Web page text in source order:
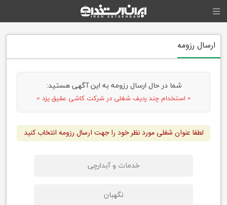
ارسال رزومه
شما در حال ارسال رزومه به این آگهی هستید:
« استخدام چند ردیف شغلی در شرکت کاشی عقیق یزد »
لطفا عنوان شغلی مورد نظر خود را جهت ارسال رزومه انتخاب کنید
خدمات و آبدارچی
نگهبان